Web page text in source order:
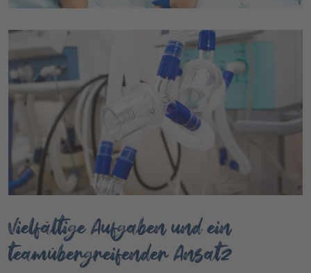
Vielfältige Aufgaben und ein
teamübergreifender Ansatz